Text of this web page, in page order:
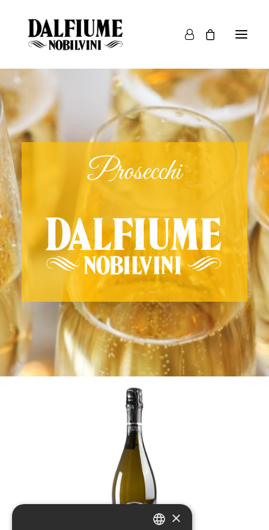
Villa Poggiolo
Dalfiume Nobilvini
Guida all’acquisto
Prosecchi
×